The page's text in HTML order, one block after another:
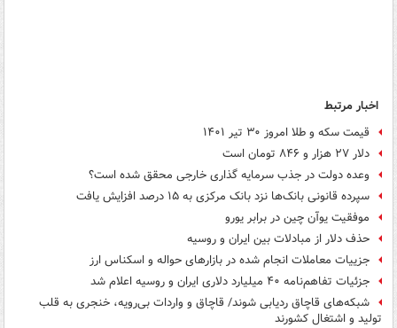
اخبار مرتبط
قیمت سکه و طلا امروز ۳۰ تیر ۱۴۰۱
دلار ۲۷ هزار و ۸۴۶ تومان است
وعده دولت در جذب سرمایه گذاری خارجی محقق شده است؟
سپرده قانونی بانک‌ها نزد بانک مرکزی به ۱۵ درصد افزایش یافت
موفقیت یوآن چین در برابر یورو
حذف دلار از مبادلات بین ایران و روسیه
جزییات معاملات انجام شده در بازارهای حواله و اسکناس ارز
جزئیات تفاهم‌نامه ۴۰ میلیارد دلاری ایران و روسیه اعلام شد
شبکه‌های قاچاق ردیابی شوند/ قاچاق و واردات بی‌رویه، خنجری به قلب
تولید و اشتغال کشورند